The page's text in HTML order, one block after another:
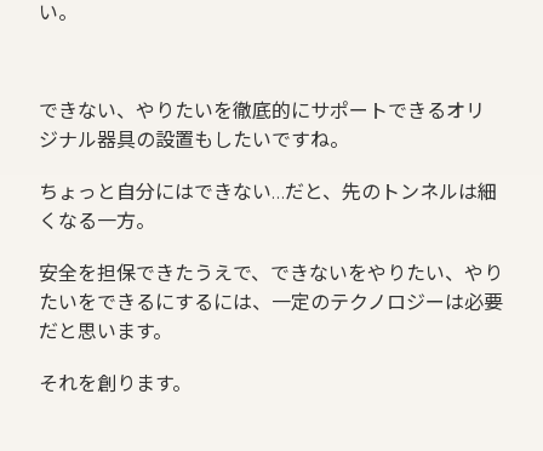
い。
できない、やりたいを徹底的にサポートできるオリ
ジナル器具の設置もしたいですね。
ちょっと自分にはできない…だと、先のトンネルは細
くなる一方。
安全を担保できたうえで、できないをやりたい、やり
たいをできるにするには、一定のテクノロジーは必要
だと思います。
それを創ります。